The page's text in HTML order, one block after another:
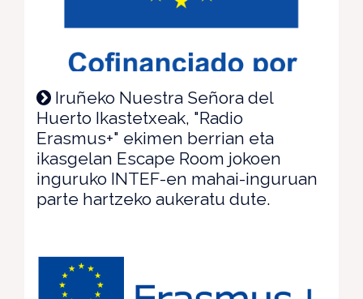
Iruñeko Nuestra Señora del
Huerto Ikastetxeak, "Radio
Erasmus+" ekimen berrian eta
ikasgelan Escape Room jokoen
inguruko INTEF-en mahai-inguruan
parte hartzeko aukeratu dute.